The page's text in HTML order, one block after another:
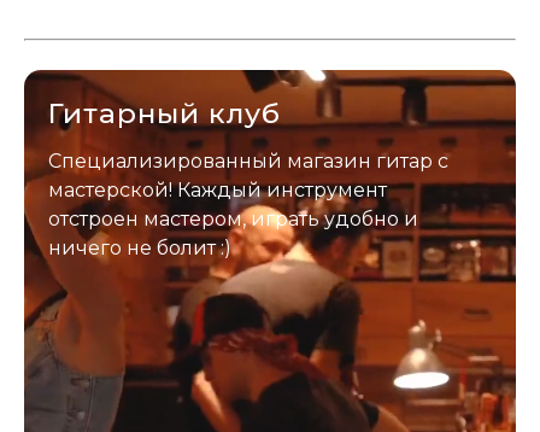
застрахован. Случись что -
Гитарный клуб
Специализированный магазин гитар с
мастерской! Каждый инструмент
отстроен мастером, играть удобно и
ничего не болит :)